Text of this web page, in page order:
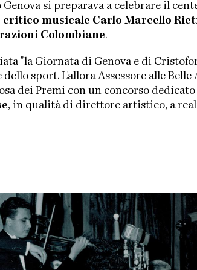
Genova si preparava a celebrare il
musicale Carlo Marcello
Colombiane.
"la Giornata di Genova e di
sport. L'allora Assessore alle Belle
dei Premi con un concorso dedicato
, in qualità di direttore artistico, a